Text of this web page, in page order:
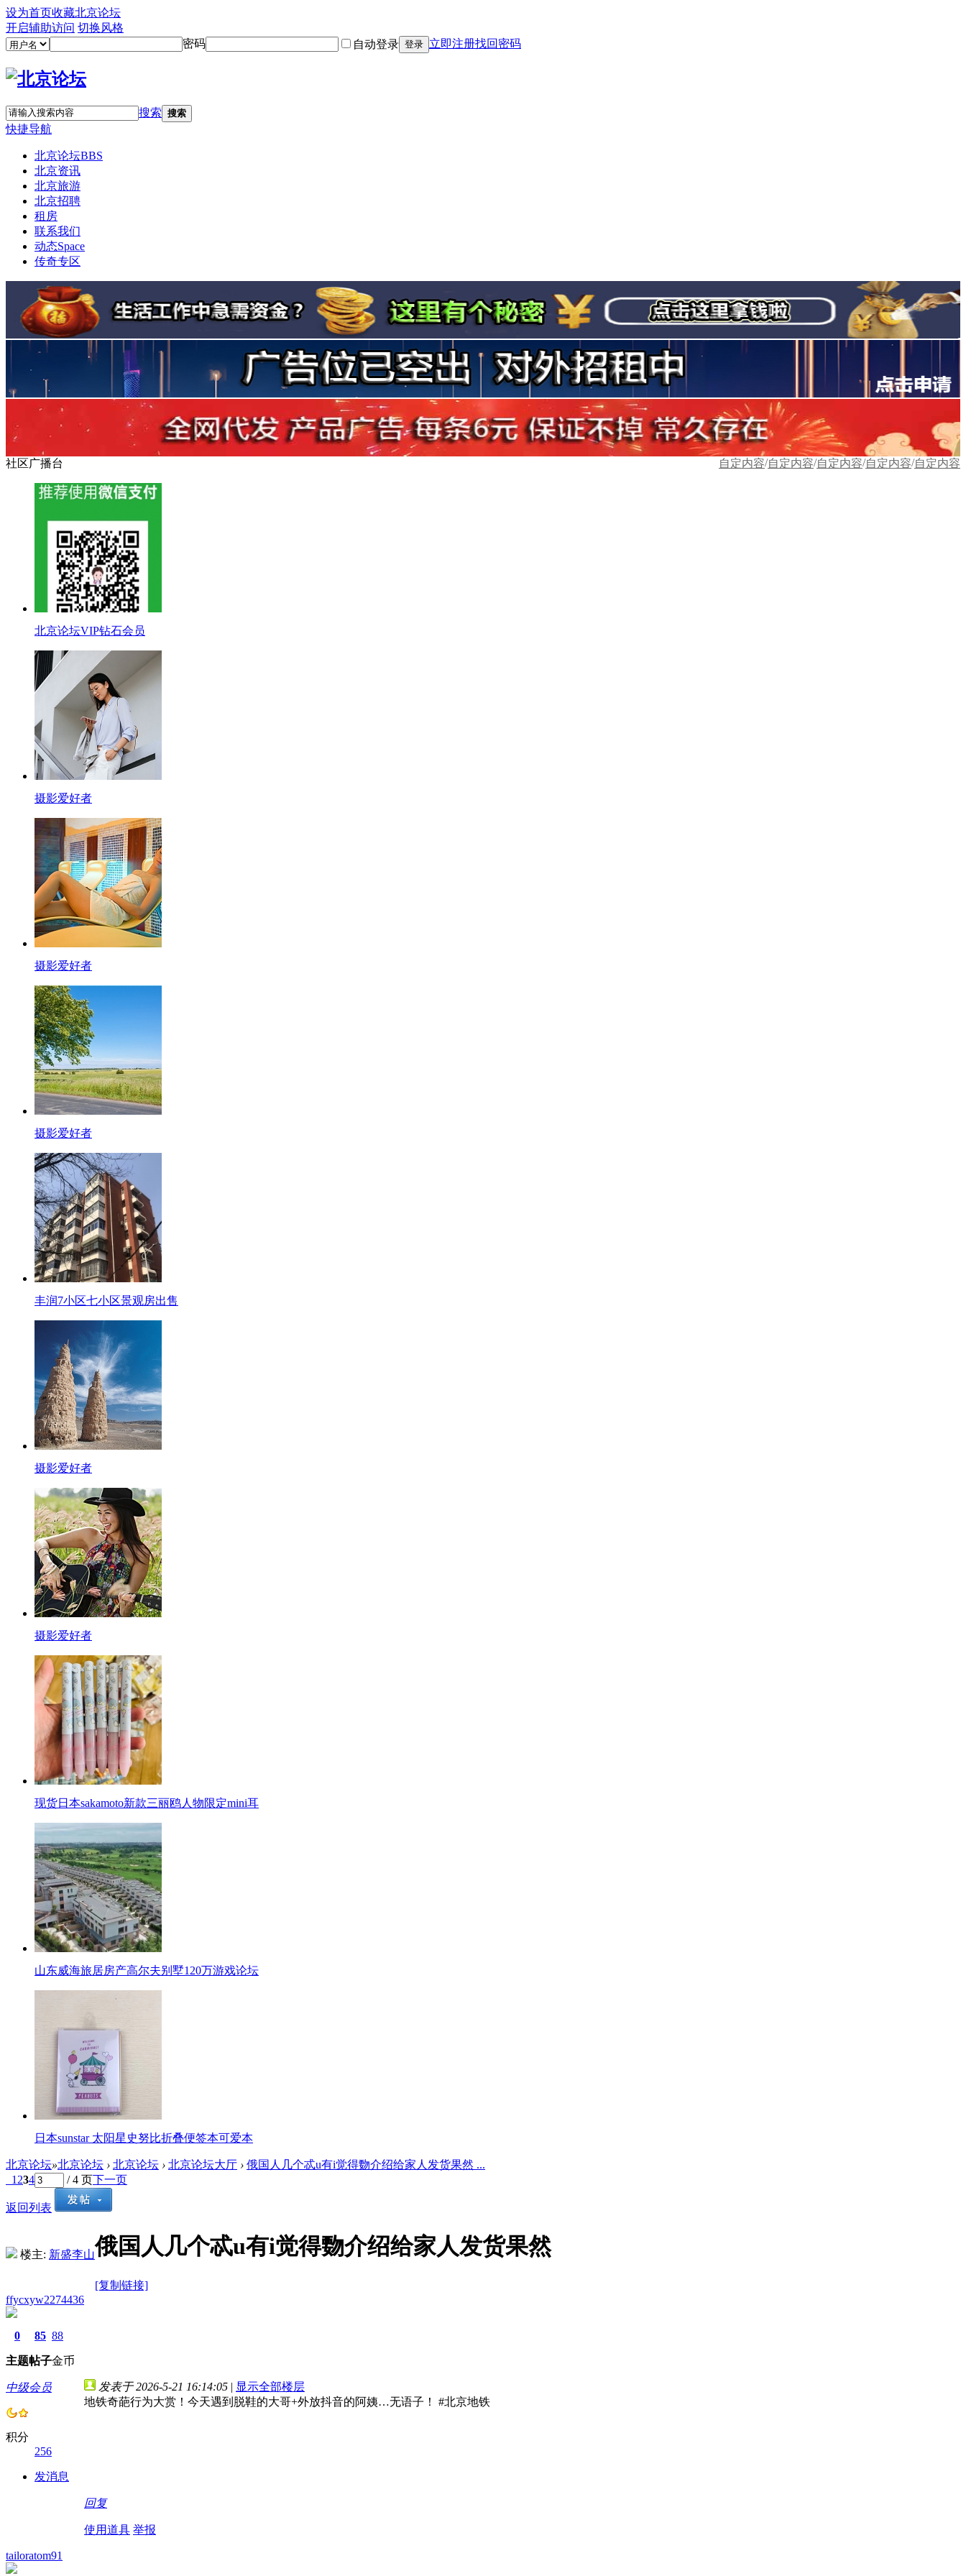
设为首页收藏北京论坛
开启辅助访问 切换风格
密码
自动登录 登录 立即注册找回密码
搜索 搜索
快捷导航
北京论坛BBS
北京资讯
北京旅游
北京招聘
租房
联系我们
动态Space
传奇专区
社区广播台 自定内容
/
自定内容
/
自定内容
/
自定内容
/
自定内容
北京论坛VIP钻石会员
摄影爱好者
摄影爱好者
摄影爱好者
丰润7小区七小区景观房出售
摄影爱好者
摄影爱好者
现货日本sakamoto新款三丽鸥人物限定mini耳
山东威海旅居房产高尔夫别墅120万游戏论坛
日本sunstar 太阳星史努比折叠便签本可爱本
北京论坛»北京论坛 › 北京论坛 › 北京论坛大厅 › 俄国人几个忒u有i觉得覅介绍给家人发货果然 ...
1 234 / 4 页下一页
返回列表
楼主: 新盛李山俄国人几个忒u有i觉得覅介绍给家人发货果然
[复制链接]
ffycxyw2274436
0
主题
85
帖子
88
金币
中级会员
积分
256
发消息
发表于 2026-5-21 16:14:05 | 显示全部楼层
地铁奇葩行为大赏！今天遇到脱鞋的大哥+外放抖音的阿姨…无语子！ #北京地铁
回复
使用道具 举报
tailoratom91